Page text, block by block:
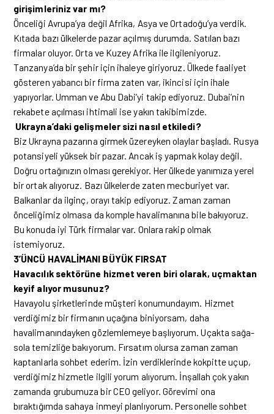
girişimleriniz var mı?
Önceliği Avrupa’ya değil Afrika, Asya ve Ortadoğu’ya verdik.
Kıtada bazı ülkelerde pazar açılmış durumda. Satılan bazı
firmalar oluyor. Orta ve Kuzey Afrika ile ilgileniyoruz.
Tanzanya’da bir şehir için ihaleye giriyoruz. Ülkede faaliyet
gösteren yabancı bir firma zaten var, ikincisi için ihale
yapıyorlar. Umman ve Abu Dabi’yi takip ediyoruz. Dubai’nin
rekabete açılması ihtimali ise yakın takibimizde.
Ukrayna’daki gelişmeler sizi nasıl etkiledi?
Biz Ukrayna pazarına girmek üzereyken olaylar başladı. Rusya
potansiyeli yüksek bir pazar. Ancak iş yapmak kolay değil.
Doğru ortağınızın olması gerekiyor. Her ülkede yanımıza yerel
bir ortak alıyoruz. Bazı ülkelerde zaten mecburiyet var.
Balkanlar da ilginç, orayı takip ediyoruz. Zaman zaman
önceliğimiz olmasa da komple havalimanına bile bakıyoruz.
Bu konuda iyi Türk firmalar var. Onlara rakip olmak
istemiyoruz.
3’ÜNCÜ HAVALİMANI BÜYÜK FIRSAT
Havacılık sektörüne hizmet veren biri olarak, uçmaktan
keyif alıyor musunuz?
Havayolu şirketlerinde müşteri konumundayım. Hizmet
verdiğimiz bir firmanın uçağına biniyorsam, daha
havalimanındayken gözlemlemeye başlıyorum. Uçakta sağa-
sola temizliğe bakıyorum. Fırsatım olursa zaman zaman
kaptanlarla sohbet ederim. İzin verdiklerinde kokpitte uçup,
verdiğimiz hizmetle ilgili yorum alıyorum. İnşallah çok yakın
zamanda grubumuza bir CEO geliyor. Görevimi ona
bıraktığımda sahaya inmeyi planlıyorum. Personelle sohbet